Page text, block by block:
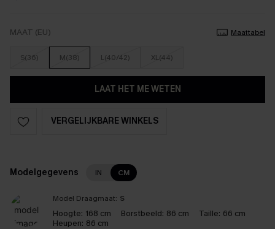
MAAT (EU) Maattabel
S(36) M(38) L(40/42) XL(44)
LAAT HET ME WETEN
VERGELIJKBARE WINKELS
Modelgegevens IN CM
Model Draagmaat: S
Hoogte: 168 cm Borstbeeld: 86 cm Taille: 66 cm
Heupen: 86 cm